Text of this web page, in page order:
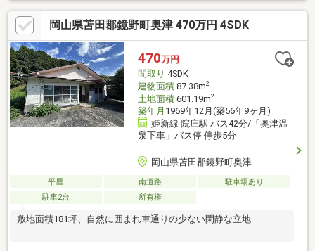
岡山県苫田郡鏡野町奥津 470万円 4SDK
470万円
間取り 4SDK
建物面積87.38m2
土地面積601.19m2
築年月 1969年12月(築56年9ヶ月)
姫新線 院庄駅 バス42分/「奥津温
泉下車」バス停 停歩5分
岡山県苫田郡鏡野町奥津
平屋 南道路
駐車場あり
駐車2台
所有権
敷地面積181坪、自然に囲まれ車通りの少ない閑静な立地